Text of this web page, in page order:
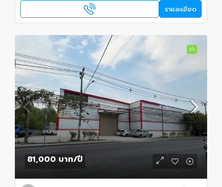
รายละเอียด
เช่า
81,000 บาท/ปี